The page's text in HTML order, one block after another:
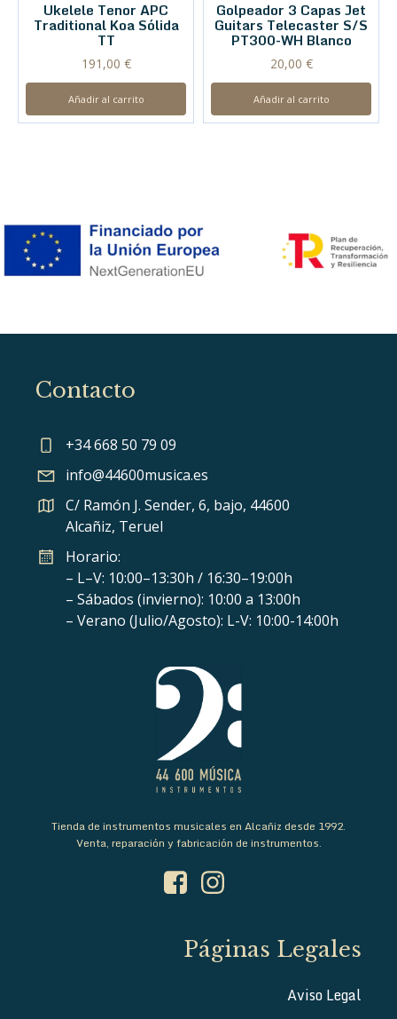
Ukelele Tenor APC
Traditional Koa Sólida
TT
191,00 €
Añadir al carrito
Golpeador 3 Capas Jet
Guitars Telecaster S/S
PT300-WH Blanco
20,00 €
Añadir al carrito
Contacto
+34 668 50 79 09
info@44600musica.es
C/ Ramón J. Sender, 6, bajo, 44600
Alcañiz, Teruel
Horario:
– L–V: 10:00–13:30h / 16:30–19:00h
– Sábados (invierno): 10:00 a 13:00h
– Verano (Julio/Agosto): L-V: 10:00-14:00h
Tienda de instrumentos musicales en Alcañiz desde 1992.
Venta, reparación y fabricación de instrumentos.
Páginas Legales
Aviso Legal